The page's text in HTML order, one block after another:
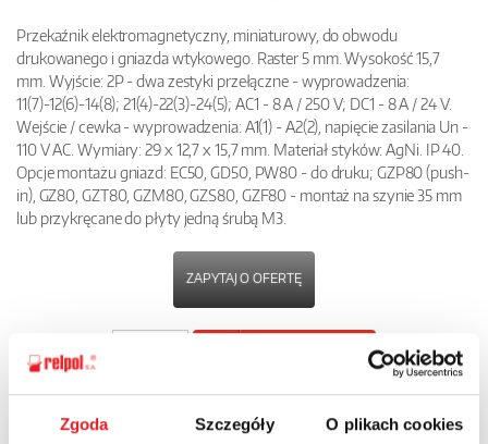
Zgoda Szczegóły O plikach cookies
Przekaźnik elektromagnetyczny, miniaturowy, do obwodu
drukowanego i gniazda wtykowego. Raster 5 mm. Wysokość 15,7
mm. Wyjście: 2P - dwa zestyki przełączne - wyprowadzenia:
11(7)-12(6)-14(8); 21(4)-22(3)-24(5); AC1 - 8 A / 250 V; DC1 - 8 A / 24 V.
Wejście / cewka - wyprowadzenia: A1(1) - A2(2), napięcie zasilania Un -
110 V AC. Wymiary: 29 x 12,7 x 15,7 mm. Materiał styków: AgNi. IP 40.
Opcje montażu gniazd: EC50, GD50, PW80 - do druku; GZP80 (push-
in), GZ80, GZT80, GZM80, GZS80, GZF80 - montaż na szynie 35 mm
lub przykręcane do płyty jedną śrubą M3.
ZAPYTAJ O OFERTĘ
POWRÓT